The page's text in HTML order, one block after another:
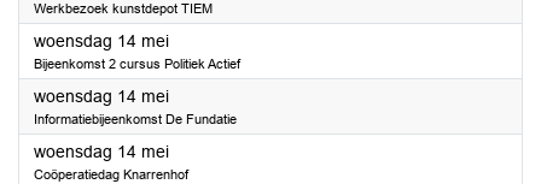
Werkbezoek kunstdepot TIEM
woensdag 14 mei2025
Bijeenkomst 2 cursus Politiek Actief
woensdag 14 mei2025
Informatiebijeenkomst De Fundatie
woensdag 14 mei2025
Coöperatiedag Knarrenhof